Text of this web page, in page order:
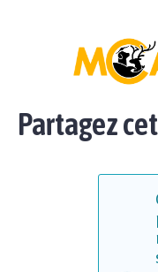
Partagez